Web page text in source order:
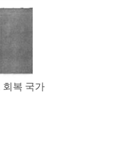
회복 국가